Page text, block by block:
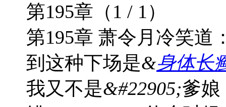
第195章（1 / 1）
第195章 萧令月冷笑道
到这种下场是&身体长
我又不是&#22905;爹娘